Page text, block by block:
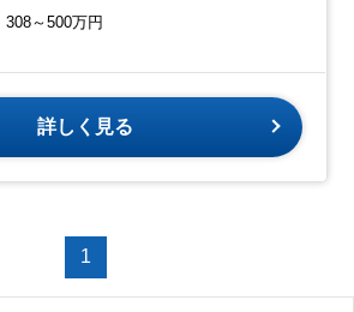
308～500万円
詳しく見る
1